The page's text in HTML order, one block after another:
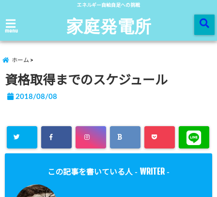
エネルギー自給自足への挑戦
menu 家庭発電所
ホーム
資格取得までのスケジュール
2018/08/08
この記事を書いている人 - WRITER -